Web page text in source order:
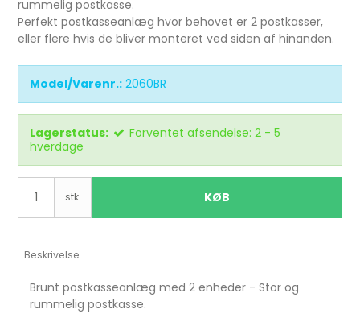
rummelig postkasse.
Perfekt postkasseanlæg hvor behovet er 2 postkasser,
eller flere hvis de bliver monteret ved siden af hinanden.
Model/Varenr.: 2060BR
Lagerstatus:
Forventet afsendelse: 2 - 5
hverdage
stk. KØB
Beskrivelse
Brunt postkasseanlæg med 2 enheder - Stor og
rummelig postkasse.